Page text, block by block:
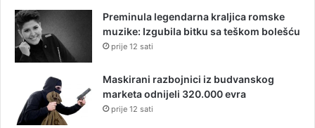
Preminula legendarna kraljica romske
muzike: Izgubila bitku sa teškom bolešću
prije 12 sati
Maskirani razbojnici iz budvanskog
marketa odnijeli 320.000 evra
prije 12 sati